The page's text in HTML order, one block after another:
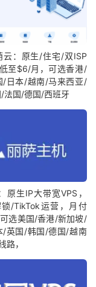
云：原生/住宅/双ISP
至$6/月，可选香港/
/日本/越南/马来西亚/
法国/德国/西班牙
原生IP大带宽VPS，
/TikTok运营，月付
选美国/香港/新加坡/
/英国/韩国/德国/越南
路，